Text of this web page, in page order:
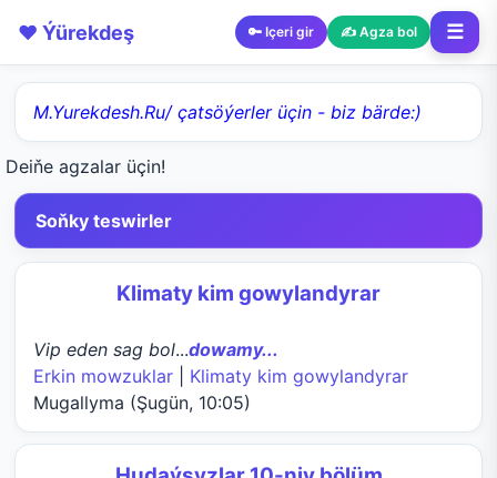
❤️ Ýürekdeş 🔑 Içeri gir ✍️ Agza bol ☰
M.Yurekdesh.Ru/ çatsöýerler üçin - biz bärde:)
Deiňe agzalar üçin!
Soňky teswirler
Klimaty kim gowylandyrar
Vip eden sag bol...dowamy...
Erkin mowzuklar
Klimaty kim gowylandyrar
Mugallyma (Şugün, 10:05)